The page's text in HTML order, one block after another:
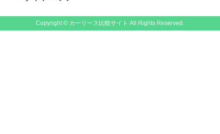
Copyright © カーリース比較サイト All Rights Reserved.